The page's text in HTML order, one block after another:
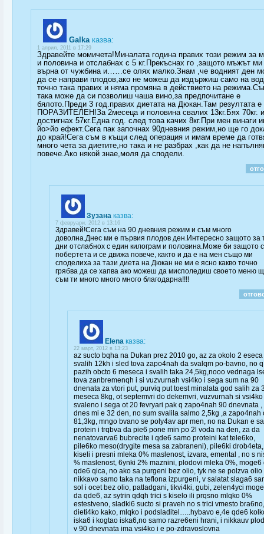
Galka казва:
1 април, 2011 в 17:29
Здравейте момичета!Миналата година правих този режим за
и половина и отслабнах с 5 кг.Прекъснах го ,защото мъжът ми
върна от чужбина и……се олях малко.Знам ,че водният ден
да се направи плодов,ако не можеш да издържиш само на
точно така правих и няма промяна в действието на
така може да си позволиш чаша вино,за предпочитане е
бялото.Преди 3 год.правих диетата на Дюкан.Там резултата е
ПОРАЗИТЕЛЕН!За 2месеца и половина свалих 13кг.Бях 70кг. и
достигнах 57кг.Една год. след това качих 8кг.При мен винаги
йо>йо ефект.Сега пак започнах 90дневния режим,но ще го
до край!Сега съм в къщи след операция и имам време да
много чета за диетите,но така и не разбрах ,как да не
повече.Ако някой знае,моля да сподели.
Зузана казва:
7 февруари, 2012 в 13:16
Здравей!Сега съм на 90 дневния режим и съм много
доволна.Днес ми е първия плодов ден.Интересно защото за
дни отслабнох с един килограм и половина.Може би защото
побертета и се движа повече, както и да е на мен също ми
споделиха за тази диета на Дюкан не ми е ясно какво точно
грябва да се хапва ако можеш да мисполедиш своето меню
съм ти много много много благодарна!!!!
Elena казва:
22 март, 2012 в 13:23
az sucto bqha na Dukan prez 2010 go, az za okolo 2 eseca
svalih 12kh i sled tova zapo4nah da svalqm po-bavno, no q
pazih obcto 6 meseca i svalih taka 24,5kg,nooo vednaga
tova zanbremenqh i si vuzvurnah vsi4ko i sega sum na 90
dnenata za vtori put, purviq put toest minalata god salih za
meseca 8kg, ot septemvri do dekemvri, vuzvurnah si vsi4ko
svaleno i sega ot 20 fevryari pak q zapo4nah 90 dnevnata ,
dnes mi e 32 den, no sum svalila salmo 2,5kg ,a zapo4nah
81,3kg, mngo bvano se poly4av apr men, no na Dukan e
protein i trqbva da pie6 pone min po 2l voda na den, za da
nenatovarva6 bubrecite i qde6 samo proteini kat tele6ko,
pile6ko meso(drygite mesa sa zabraneni), pile6ki drob4eta,
kiseli i presni mleka 0% maslenost, izvara, emental , no s
% maslenost, 6ynki 2% maznini, plodovi mleka 0%, moge6
qde6 qica, no ako sa purgeni bez olio, tyk ne se polzva olio
nikkavo samo taka na teflona izpurgeni, v salatat slaga6
sol i ocet bez olio, patladgani, tikvi4ki, gubi, zelen4yci
da qde6, az sytrin qdqh trici s kiselo ili prqsno mlqko 0%
estestveno, sladki6 sucto si praveh no s trici vmesto bra6no,
dieti4ko kako, mlqko i podsladitel…..hybavo e,4e qde6
iska6 i kogtao iska6,no samo razre6eni hrani, i nikkauv
v 90 dnevnata ima vsi4ko i e po-zdravoslovna